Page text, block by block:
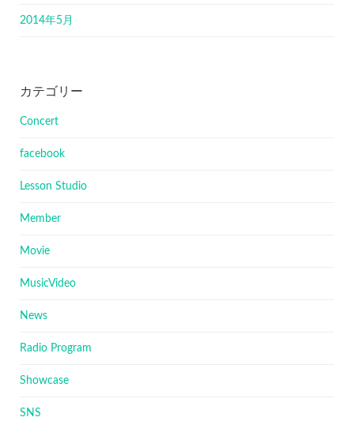
2014年5月
カテゴリー
Concert
facebook
Lesson Studio
Member
Movie
MusicVideo
News
Radio Program
Showcase
SNS